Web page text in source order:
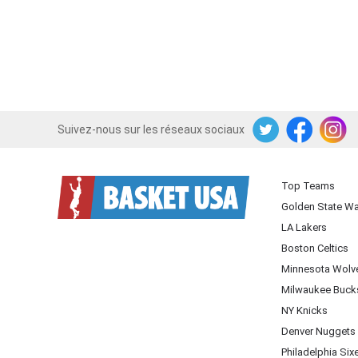
Suivez-nous sur les réseaux sociaux
TwitterFacebookInstagram
Top Teams
Golden State
LA Lakers
Boston Celtics
Minnesota
Milwaukee
NY Knicks
Denver Nuggets
Philadelphia